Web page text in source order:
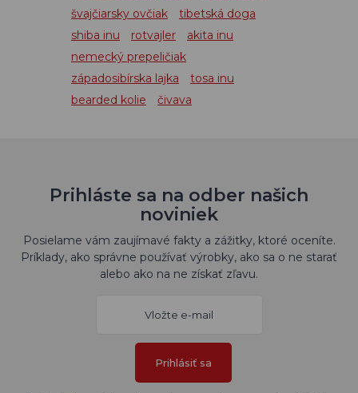
švajčiarsky ovčiak
tibetská doga
shiba inu
rotvajler
akita inu
nemecký prepeličiak
západosibírska lajka
tosa inu
bearded kolie
čivava
Prihláste sa na odber našich
noviniek
Posielame vám zaujímavé fakty a zážitky, ktoré oceníte.
Príklady, ako správne používať výrobky, ako sa o ne starať
alebo ako na ne získať zľavu.
Prihlásiť sa